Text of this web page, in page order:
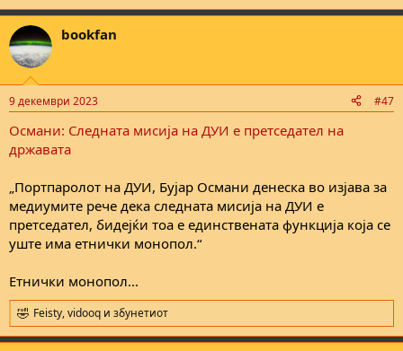
bookfan
9 декември 2023 #47
Османи: Следната мисија на ДУИ е претседател на
државата
„Портпаролот на ДУИ, Бујар Османи денеска во изјава за
медиумите рече дека следната мисија на ДУИ е
претседател, бидејќи тоа е единствената функција која се
уште има етнички монопол.“
Етнички монопол...
R
e
a
Feisty,vidooq и збунетиот